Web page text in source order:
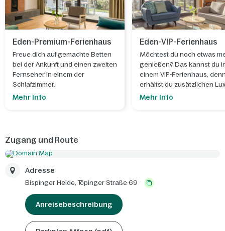
Eden-Premium-Ferienhaus
Freue dich auf gemachte Betten
bei der Ankunft und einen zweiten
Fernseher in einem der
Schlafzimmer.
Mehr Info
Eden-VIP-Ferienhaus
Möchtest du noch etwas
genießen? Das kannst du
einem VIP-Ferienhaus,
erhältst du zusätzlichen
und zusätzliche Services.
Mehr Info
Zugang und Route
Adresse
Bispinger Heide,Töpinger Straße 69
Anreisebeschreibung